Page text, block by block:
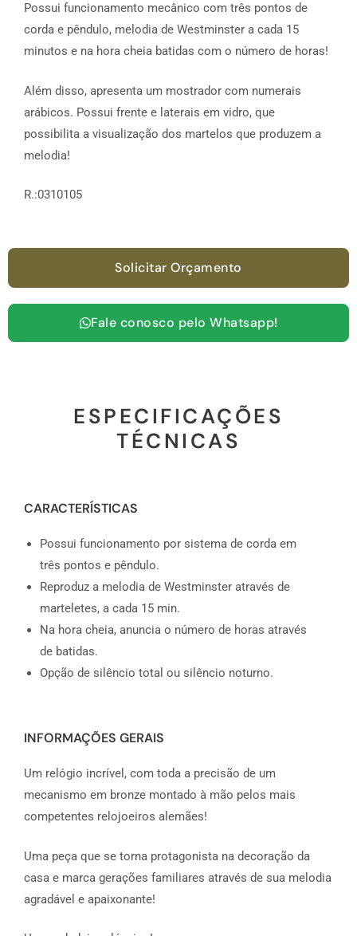
Possui funcionamento mecânico com três pontos de
corda e pêndulo, melodia de Westminster a cada 15
minutos e na hora cheia batidas com o número de horas!
Além disso, apresenta um mostrador com numerais
arábicos. Possui frente e laterais em vidro, que
possibilita a visualização dos martelos que produzem a
melodia!
R.:0310105
Solicitar Orçamento
Fale conosco pelo Whatsapp!
ESPECIFICAÇÕES
TÉCNICAS
CARACTERÍSTICAS
Possui funcionamento por sistema de corda em
três pontos e pêndulo.
Reproduz a melodia de Westminster através de
marteletes, a cada 15 min.
Na hora cheia, anuncia o número de horas através
de batidas.
Opção de silêncio total ou silêncio noturno.
INFORMAÇÕES GERAIS
Um relógio incrível, com toda a precisão de um
mecanismo em bronze montado à mão pelos mais
competentes relojoeiros alemães!
Uma peça que se torna protagonista na decoração da
casa e marca gerações familiares através de sua melodia
agradável e apaixonante!